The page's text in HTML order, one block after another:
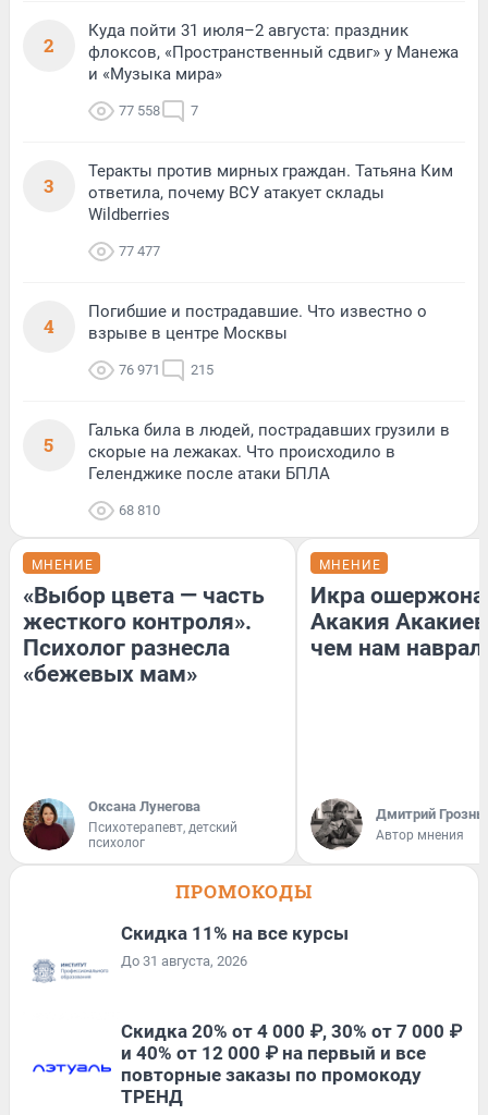
2
Куда пойти 31 июля–2 августа: праздник
флоксов, «Пространственный сдвиг» у Манежа
и «Музыка мира»
77 558 7
3
Теракты против мирных граждан. Татьяна Ким
ответила, почему ВСУ атакует склады
Wildberries
77 477
4
Погибшие и пострадавшие. Что известно о
взрыве в центре Москвы
76 971 215
5
Галька била в людей, пострадавших грузили в
скорые на лежаках. Что происходило в
Геленджике после атаки БПЛА
68 810
МНЕНИЕ
«Выбор цвета — часть
жесткого контроля».
Психолог разнесла
«бежевых мам»
Оксана Лунегова
Психотерапевт, детский
психолог
МНЕНИЕ
Икра
Акакия
чем нам
Дмитрий
Автор мнения
ПРОМОКОДЫ
Скидка 11% на все курсы
До 31 августа, 2026
Скидка 20% от 4 000 ₽, 30% от 7 000 ₽
и 40% от 12 000 ₽ на первый и все
повторные заказы по промокоду
ТРЕНД